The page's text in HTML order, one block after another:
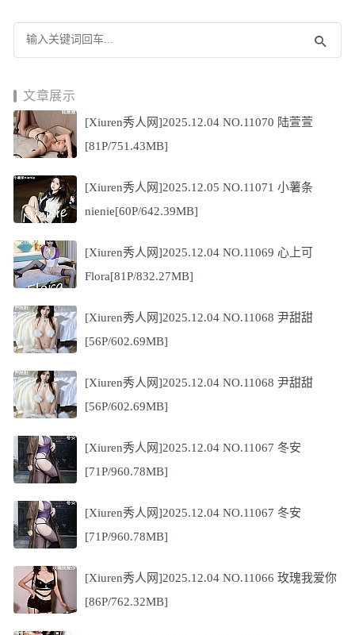
文章展示
[Xiuren秀人网]2025.12.04 NO.11070 陆萱萱
[81P/751.43MB]
[Xiuren秀人网]2025.12.05 NO.11071 小薯条
nienie[60P/642.39MB]
[Xiuren秀人网]2025.12.04 NO.11069 心上可
Flora[81P/832.27MB]
[Xiuren秀人网]2025.12.04 NO.11068 尹甜甜
[56P/602.69MB]
[Xiuren秀人网]2025.12.04 NO.11068 尹甜甜
[56P/602.69MB]
[Xiuren秀人网]2025.12.04 NO.11067 冬安
[71P/960.78MB]
[Xiuren秀人网]2025.12.04 NO.11067 冬安
[71P/960.78MB]
[Xiuren秀人网]2025.12.04 NO.11066 玫瑰我爱你
[86P/762.32MB]